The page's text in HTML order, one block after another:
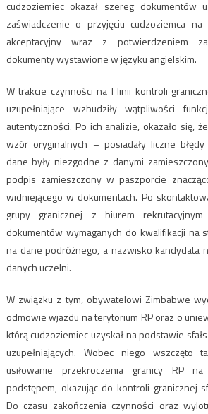
cudzoziemiec okazał szereg dokumentów
zaświadczenie o przyjęciu cudzoziemca
akceptacyjny wraz z potwierdzeniem
dokumenty wystawione w języku angielskim.
W trakcie czynności na I linii kontroli
uzupełniające wzbudziły wątpliwości
autentyczności. Po ich analizie, okazało się,
wzór oryginalnych – posiadały liczne
dane były niezgodne z danymi
podpis zamieszczony w paszporcie
widniejącego w dokumentach. Po
grupy granicznej z biurem
dokumentów wymaganych do kwalifikacji na
na dane podróżnego, a nazwisko kandydata
danych uczelni.
W związku z tym, obywatelowi Zimbabwe
odmowie wjazdu na terytorium RP oraz o
którą cudzoziemiec uzyskał na podstawie
uzupełniających. Wobec niego wszczęto
usiłowanie przekroczenia granicy RP
podstępem, okazując do kontroli granicznej
Do czasu zakończenia czynności oraz